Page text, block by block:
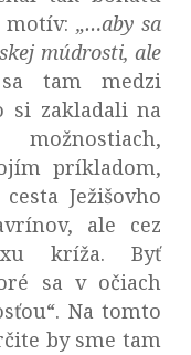
motív: „…aby sa
múdrosti, ale
tam medzi
si zakladali na
príkladom,
Ježišovho
ale cez
kríža. Byť
sa v očiach
Na tomto
by sme tam